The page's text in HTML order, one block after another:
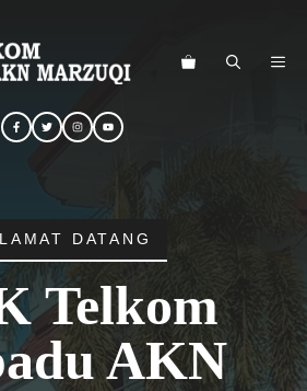
DATANG
Telkom
AKN